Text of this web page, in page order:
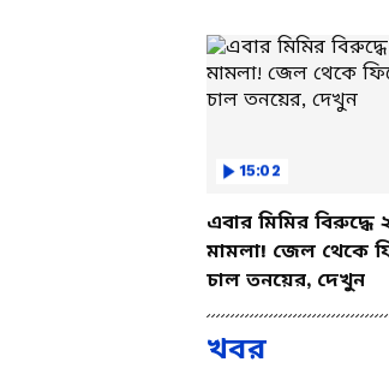
15:02
এবার মিমির বিরুদ্ধে
মামলা! জেল থেকে
চাল তনয়ের, দেখুন
খবর